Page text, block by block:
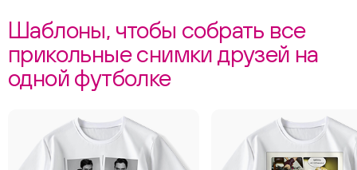
Шаблоны, чтобы собрать все
прикольные снимки друзей на
одной футболке